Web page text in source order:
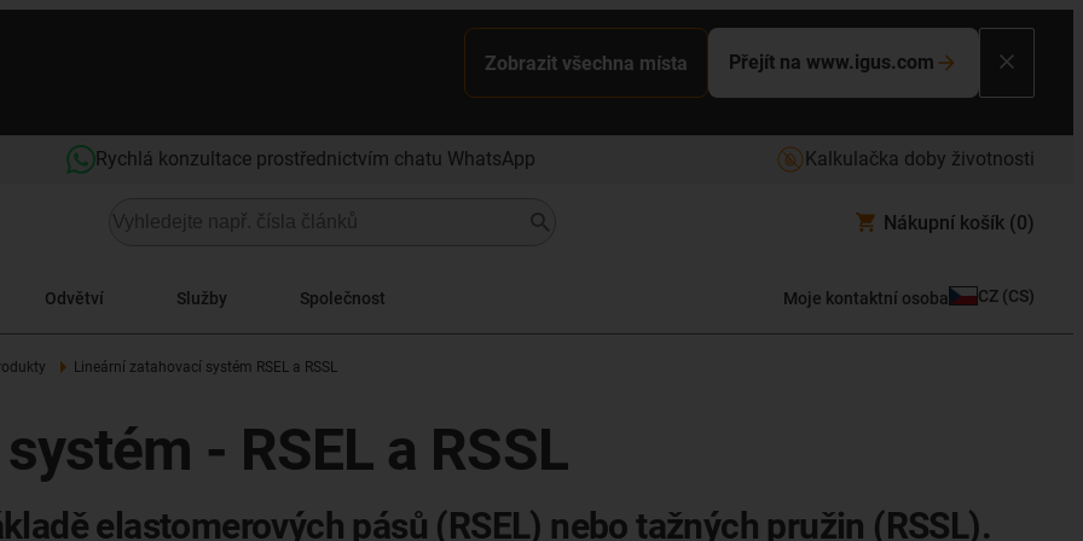
Zobrazit všechna místa Přejít na www.igus.com
Rychlá konzultace prostřednictvím chatu WhatsApp Kalkulačka doby životnosti
Nákupní košík (0)
Odvětví Služby Společnost Moje kontaktní osoba CZ (CS)
Lineární zatahovací systém RSEL a RSSL
- RSEL a RSSL
elastomerových pásů (RSEL) nebo tažných pružin (RSSL).